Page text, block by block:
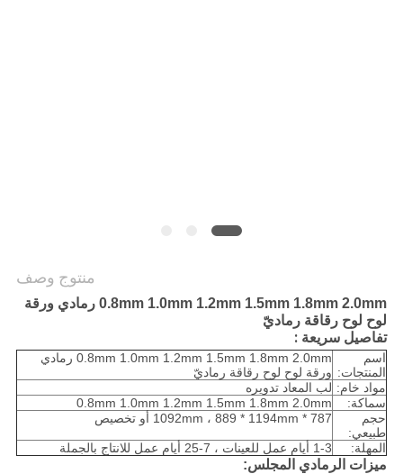
منتوج وصف
0.8mm 1.0mm 1.2mm 1.5mm 1.8mm 2.0mm رمادي ورقة
لوح لوح رقاقة رماديّ
تفاصيل سريعة :
اسم
المنتجات:
0.8mm 1.0mm 1.2mm 1.5mm 1.8mm 2.0mm رمادي
ورقة لوح لوح رقاقة رماديّ
مواد خام: لب المعاد تدويره
سماكة:
0.8mm 1.0mm 1.2mm 1.5mm 1.8mm 2.0mm
حجم
طبيعي:
787 * 1092mm ، 889 * 1194mm أو تخصيص
المهلة: 1-3 أيام عمل للعينات ، 7-25 أيام عمل للانتاج بالجملة
ميزات الرمادي المجلس: